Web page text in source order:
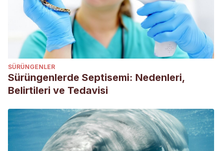
SÜRÜNGENLER
Sürüngenlerde Septisemi: Nedenleri,
Belirtileri ve Tedavisi